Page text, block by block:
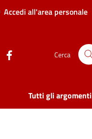
Accedi all'area personale
twitter Cerca
Tutti gli argomenti